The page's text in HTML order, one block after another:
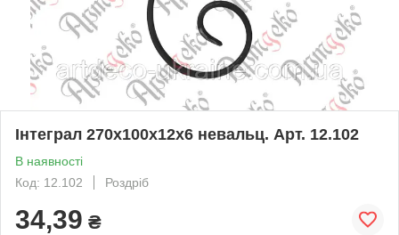
Інтеграл 270х100х12х6 невальц. Арт. 12.102
В наявності
Код: 12.102
Роздріб
34,39 ₴